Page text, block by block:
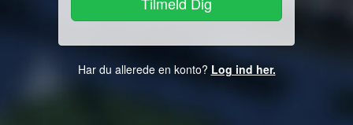
Har du allerede en konto? Log ind her.